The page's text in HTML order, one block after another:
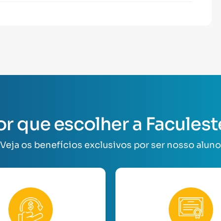
que escolher a
Veja os benefícios exclusivos por ser nosso aluno